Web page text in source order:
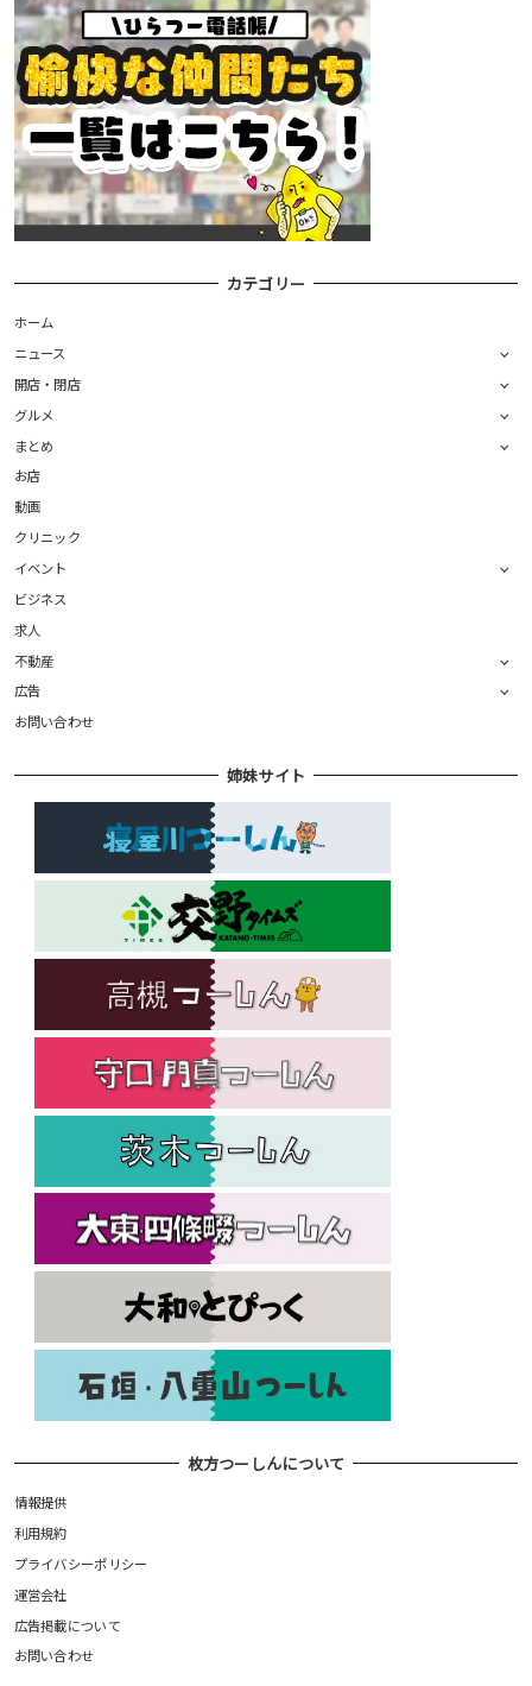
カテゴリー
ホーム
ニュース
開店・閉店
グルメ
まとめ
お店
動画
クリニック
イベント
ビジネス
求人
不動産
広告
お問い合わせ
姉妹サイト
枚方つーしんについて
情報提供
利用規約
プライバシーポリシー
運営会社
広告掲載について
お問い合わせ